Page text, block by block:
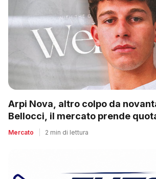
Arpi Nova, altro colpo da
Bellocci, il mercato prende
Mercato 2 min di lettura